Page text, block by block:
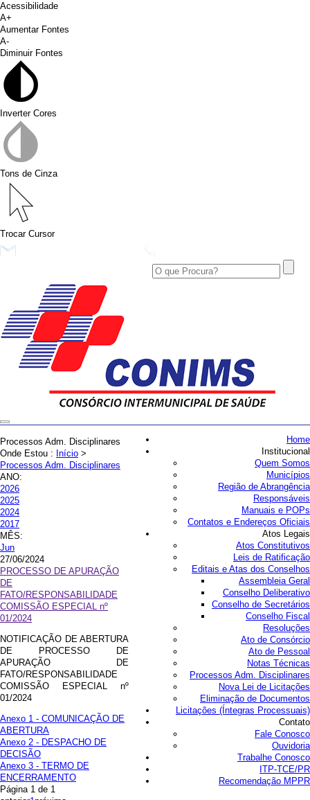
Acessibilidade
A+
Aumentar Fontes
A-
Diminuir Fontes
Inverter Cores
Tons de Cinza
Trocar Cursor
Home
Institucional
Quem Somos
Municípios
Região de Abrangência
Responsáveis
Manuais e POPs
Contatos e Endereços Oficiais
Atos Legais
Atos Constitutivos
Leis de Ratificação
Editais e Atas dos Conselhos
Assembleia Geral
Conselho Deliberativo
Conselho de Secretários
Conselho Fiscal
Resoluções
Ato de Consórcio
Ato de Pessoal
Notas Técnicas
Processos Adm. Disciplinares
Nova Lei de Licitações
Eliminação de Documentos
Licitações (Íntegras Processuais)
Contato
Fale Conosco
Ouvidoria
Trabalhe Conosco
ITP-TCE/PR
Recomendação MPPR
Processos Adm. Disciplinares
Onde Estou : Início >
Processos Adm. Disciplinares
ANO:
2026
2025
2024
2017
MÊS:
Jun
27/06/2024
PROCESSO DE APURAÇÃO
DE
FATO/RESPONSABILIDADE
COMISSÃO ESPECIAL nº
01/2024
NOTIFICAÇÃO DE ABERTURA
DE PROCESSO DE
APURAÇÃO DE
FATO/RESPONSABILIDADE
COMISSÃO ESPECIAL nº
01/2024
Anexo 1 - COMUNICAÇÃO DE
ABERTURA
Anexo 2 - DESPACHO DE
DECISÃO
Anexo 3 - TERMO DE
ENCERRAMENTO
Página 1 de 1